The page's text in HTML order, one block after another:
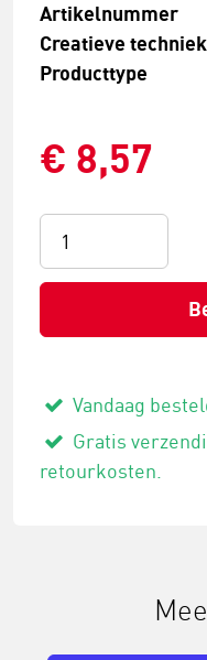
Artikelnummer
Creatieve techniek
Producttype
€ 8,57
Vandaag
Gratis
retourkosten.